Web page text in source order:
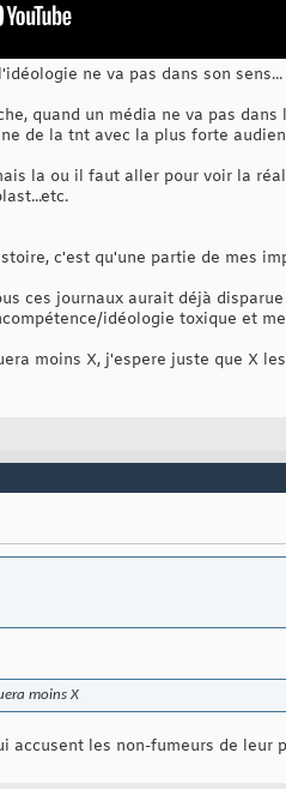
ne va pas dans son sens...
quand un média ne va pas
de la tnt avec la plus forte
la ou il faut aller pour voir la
c'est qu'une partie de mes
ces journaux aurait déjà
idéologie toxique et
moins X, j'espere juste que X
moins X
accusent les non-fumeurs de leur